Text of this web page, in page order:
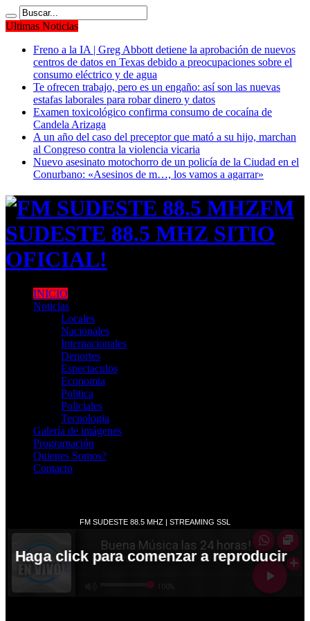
Ultimas Noticias
Freno a la IA | Greg Abbott detiene la aprobación de nuevos
centros de datos en Texas debido a preocupaciones sobre el
consumo eléctrico y de agua
Te ofrecen trabajo, pero es un engaño: así son las nuevas
estafas laborales para robar dinero y datos
Examen toxicológico confirma consumo de cocaína de
Candela Arizaga
A un año del caso del preceptor que mató a su hijo, marchan
al Congreso contra la violencia vicaria
Nuevo asesinato motochorro de un policía de la Ciudad en el
Conurbano: «Asesinos de m…, los vamos a agarrar»
FM
SUDESTE 88.5 MHZ SITIO
OFICIAL!
INICIO
Noticias
Locales
Nacionales
Internacionales
Deportes
Espectaculos
Economia
Politica
Policiales
Tecnologia
Galería de imágenes
Programación
Quienes Somos?
Contacto